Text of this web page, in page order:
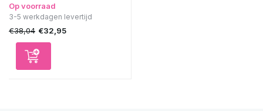
Op voorraad
3-5 werkdagen levertijd
€38,04 €32,95